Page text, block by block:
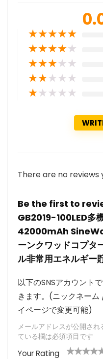
★★★★★
★★★★★
★★★★★
★★★★★
★★★★★
There are no reviews
Be the first to
GB2019-100LED多
42000mAh
ーンクワッドコプタ
ル非常用エネルギー
以下のSNSアカウント
きます。(ニックネー
イページで変更可能)
メールアドレスが公開され
ている欄は必須項目です
Your Rating